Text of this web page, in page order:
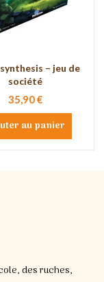
– jeu de
société
35,90 €
au panier
des ruches,